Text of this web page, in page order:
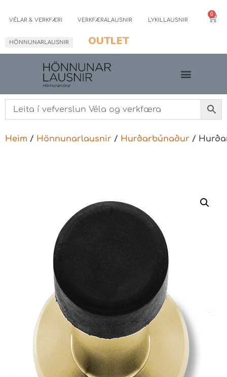
VÉLAR & VERKFÆRI VERKFÆRALAUSNIR LYKILLAUSNIR
HÖNNUNARLAUSNIR OUTLET
0
Heim / Hönnunarlausnir / Hurðarbúnaður /